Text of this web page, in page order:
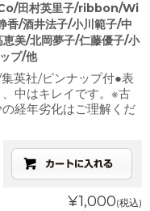
田村英里子/ribbon/Wi
香/酒井法子/小川範子/中
美/北岡夢子/仁藤優子/小
プ/他
英社/ピンナップ付●表
中はキレイです。※古
経年劣化はご理解くだ
¥1,000(税込)